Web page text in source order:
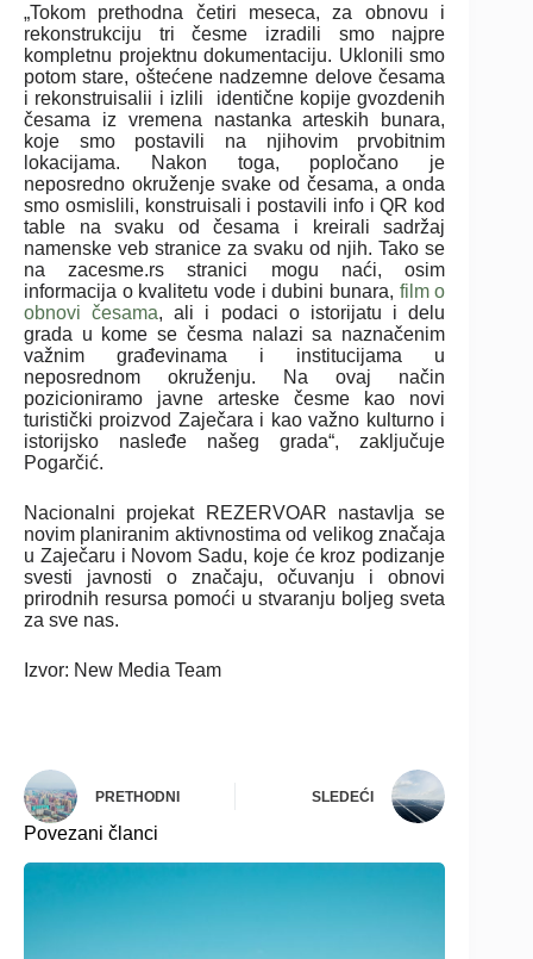
„Tokom prethodna četiri meseca, za obnovu i
rekonstrukciju tri česme izradili smo najpre
kompletnu projektnu dokumentaciju. Uklonili smo
potom stare, oštećene nadzemne delove česama
i rekonstruisalii i izlili identične kopije gvozdenih
česama iz vremena nastanka arteskih bunara,
koje smo postavili na njihovim prvobitnim
lokacijama. Nakon toga, popločano je
neposredno okruženje svake od česama, a onda
smo osmislili, konstruisali i postavili info i QR kod
table na svaku od česama i kreirali sadržaj
namenske veb stranice za svaku od njih. Tako se
na zacesme.rs stranici mogu naći, osim
informacija o kvalitetu vode i dubini bunara, film o
obnovi česama, ali i podaci o istorijatu i delu
grada u kome se česma nalazi sa naznačenim
važnim građevinama i institucijama u
neposrednom okruženju. Na ovaj način
pozicioniramo javne arteske česme kao novi
turistički proizvod Zaječara i kao važno kulturno i
istorijsko nasleđe našeg grada“, zaključuje
Pogarčić.
Nacionalni projekat REZERVOAR nastavlja se
novim planiranim aktivnostima od velikog značaja
u Zaječaru i Novom Sadu, koje će kroz podizanje
svesti javnosti o značaju, očuvanju i obnovi
prirodnih resursa pomoći u stvaranju boljeg sveta
za sve nas.
Izvor: New Media Team
PRETHODNI SLEDEĆI
Povezani članci